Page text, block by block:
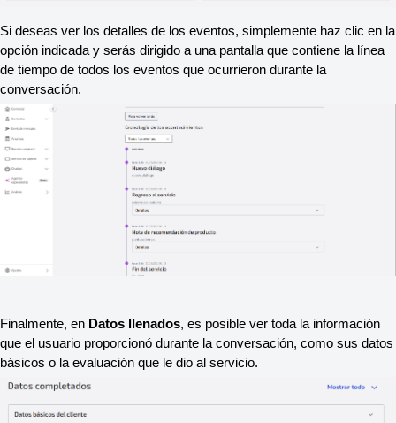
Si deseas ver los detalles de los eventos, simplemente haz clic en la
opción indicada y serás dirigido a una pantalla que contiene la línea
de tiempo de todos los eventos que ocurrieron durante la
conversación.
Finalmente, en Datos llenados, es posible ver toda la información
que el usuario proporcionó durante la conversación, como sus datos
básicos o la evaluación que le dio al servicio.